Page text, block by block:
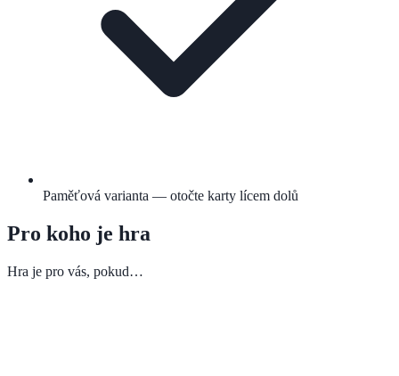
Paměťová varianta — otočte karty lícem dolů
Pro koho je hra
Hra je pro vás, pokud…